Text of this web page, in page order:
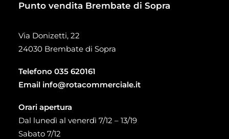
Punto vendita Brembate di Sopra
Via Donizetti, 22
24030 Brembate di Sopra
Telefono 035 620161
Email info@rotacommerciale.it
Orari apertura
Dal lunedì al venerdì 7/12 – 13/19
Sabato 7/12